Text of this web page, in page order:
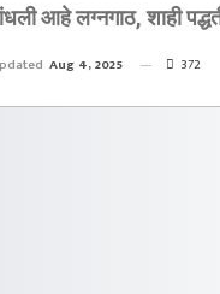
आहे लग्नगाठ, शाही
Aug 4, 2025 372